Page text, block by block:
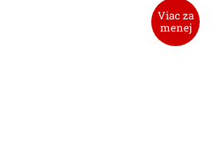
Viac za
menej